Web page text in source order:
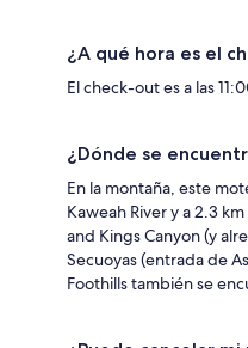
¿A qué hora es el
El check-out es a las
¿Dónde se
En la montaña, este
Kaweah River y a 2.3
and Kings Canyon (y
Secuoyas (entrada de
Foothills también se